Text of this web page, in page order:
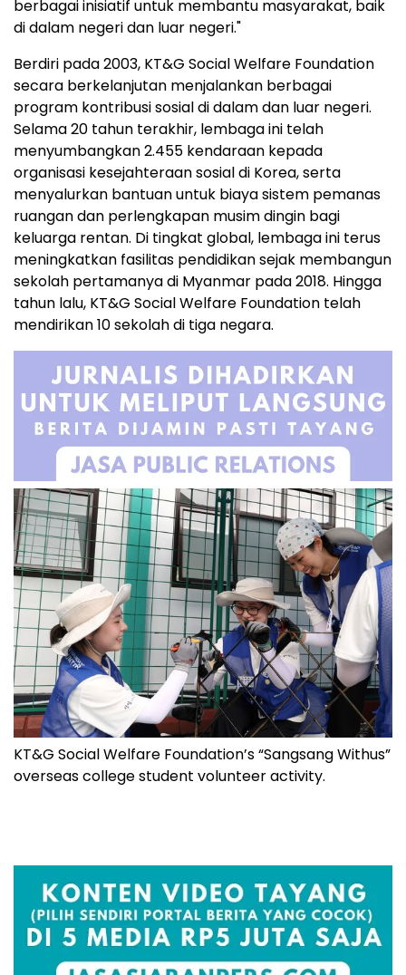
berbagai inisiatif untuk membantu masyarakat, baik
di dalam negeri dan luar negeri."
Berdiri pada 2003, KT&G Social Welfare Foundation
secara berkelanjutan menjalankan berbagai
program kontribusi sosial di dalam dan luar negeri.
Selama 20 tahun terakhir, lembaga ini telah
menyumbangkan 2.455 kendaraan kepada
organisasi kesejahteraan sosial di Korea, serta
menyalurkan bantuan untuk biaya sistem pemanas
ruangan dan perlengkapan musim dingin bagi
keluarga rentan. Di tingkat global, lembaga ini terus
meningkatkan fasilitas pendidikan sejak membangun
sekolah pertamanya di Myanmar pada 2018. Hingga
tahun lalu, KT&G Social Welfare Foundation telah
mendirikan 10 sekolah di tiga negara.
KT&G Social Welfare Foundation’s “Sangsang Withus”
overseas college student volunteer activity.